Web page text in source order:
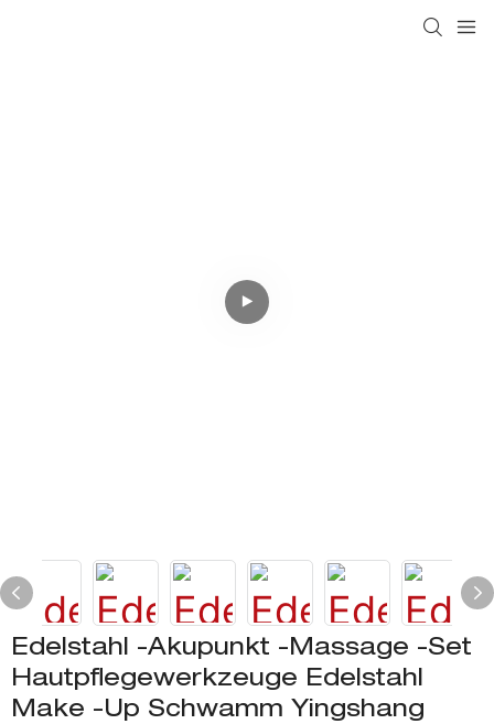
Edelstahl -Akupunkt -Massage -Set
Hautpflegewerkzeuge Edelstahl
Make -up Schwamm Yingshang